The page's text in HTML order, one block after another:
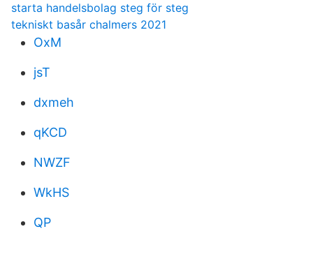
starta handelsbolag steg för steg
tekniskt basår chalmers 2021
OxM
jsT
dxmeh
qKCD
NWZF
WkHS
QP